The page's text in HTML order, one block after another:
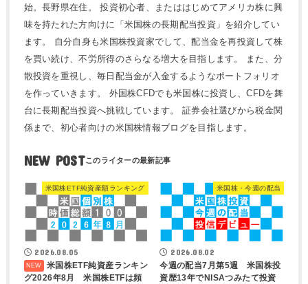
始。長野県在住。 投資初心者、またははじめてアメリカ株に興
味を持たれた方向けに「米国株の長期配当投資」を紹介してい
ます。 自分自身も米国株投資家でして、配当金を再投資して株
を買い続け、不労所得のさらなる増大を目指します。 また、分
散投資を重視し、毎日配当金が入金するようなポートフォリオ
を作っていきます。 外国株CFDでも米国株に投資し、CFDを舞
台に長期配当投資へ挑戦しています。 証券会社選びから税金関
係まで、初心者向けの米国株情報ブログを目指します。
NEW POST
米国株ETF純資産額ランキング
2026.08.05
米国株ETF純資産ランキン
グ2026年8月 米国株ETFは頻
米国株・今週の配当
2026.08.02
今週の配当7月第5週 米国株投
資歴13年でNISAつみたて投資